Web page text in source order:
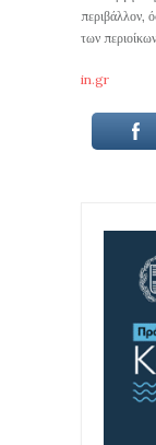
περιβάλλον,
των
in.gr